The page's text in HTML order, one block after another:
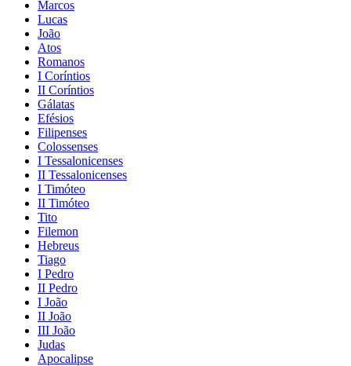
Marcos
Lucas
João
Atos
Romanos
I Coríntios
II Coríntios
Gálatas
Efésios
Filipenses
Colossenses
I Tessalonicenses
II Tessalonicenses
I Timóteo
II Timóteo
Tito
Filemon
Hebreus
Tiago
I Pedro
II Pedro
I João
II João
III João
Judas
Apocalipse